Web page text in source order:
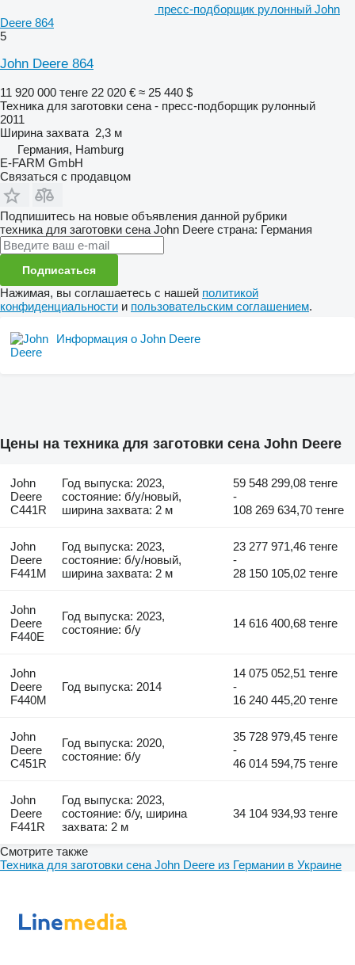
пресс-подборщик рулонный John
Deere 864
5
John Deere 864
11 920 000 тенге 22 020 € ≈ 25 440 $
Техника для заготовки сена - пресс-подборщик рулонный
2011
Ширина захвата 2,3 м
Германия, Hamburg
E-FARM GmbH
Связаться с продавцом
Подпишитесь на новые объявления данной рубрики
техника для заготовки сена John Deere страна: Германия
Подписаться
Нажимая, вы соглашаетесь с нашей политикой
конфиденциальности и пользовательским соглашением.
Информация о John Deere
Цены на техника для заготовки сена John Deere
John
Deere
C441R
Год выпуска: 2023,
состояние: б/у/новый,
ширина захвата: 2 м
59 548 299,08 тенге
-
108 269 634,70 тенге
John
Deere
F441M
Год выпуска: 2023,
состояние: б/у/новый,
ширина захвата: 2 м
23 277 971,46 тенге
-
28 150 105,02 тенге
John
Deere
F440E
Год выпуска: 2023,
состояние: б/у
14 616 400,68 тенге
John
Deere
F440M
Год выпуска: 2014
14 075 052,51 тенге
-
16 240 445,20 тенге
John
Deere
C451R
Год выпуска: 2020,
состояние: б/у
35 728 979,45 тенге
-
46 014 594,75 тенге
John
Deere
F441R
Год выпуска: 2023,
состояние: б/у, ширина
захвата: 2 м
34 104 934,93 тенге
Смотрите также
Техника для заготовки сена John Deere из Германии в Украине